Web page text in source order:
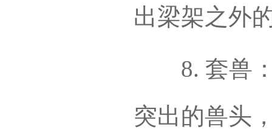
出梁架之外
8. 套兽：
突出的兽头